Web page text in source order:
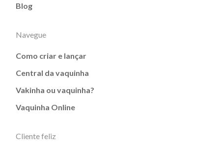
Blog
Navegue
Como criar e lançar
Central da vaquinha
Vakinha ou vaquinha?
Vaquinha Online
Cliente feliz